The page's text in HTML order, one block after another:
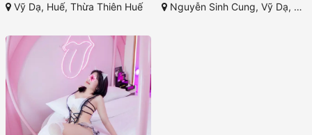
Vỹ Dạ, Huế, Thừa Thiên Huế Nguyễn Sinh Cung, Vỹ Dạ, Huế, Thừa Thiên Huế